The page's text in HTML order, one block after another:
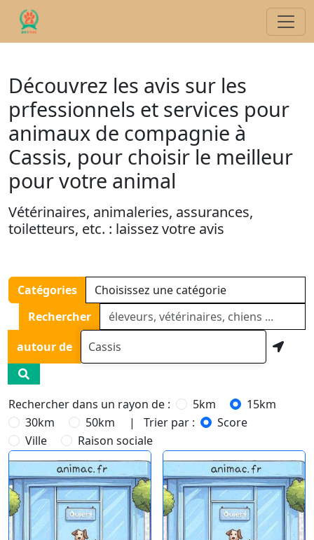
Découvrez les avis sur les
prfessionnels et services pour
animaux de compagnie à
Cassis, pour choisir le meilleur
pour votre animal
Vétérinaires, animaleries, assurances,
toiletteurs, etc. : laissez votre avis
Catégories
Rechercher
autour de
Rechercher dans un rayon de : 5km
15km
30km
50km | Trier par :
Score
Ville
Raison sociale